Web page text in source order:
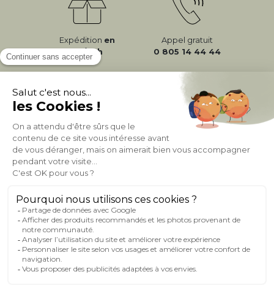
Expédition en
24/72h
Appel gratuit
0 805 14 44 44
À PROPOS DE MILIBOO
AIDE & CONTACT